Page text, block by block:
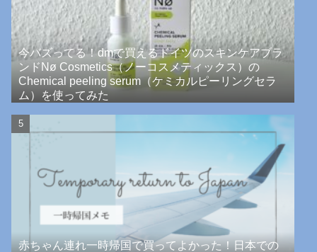
今バズってる！dmで買えるドイツのスキンケアブラ
ンドNø Cosmetics（ノーコスメティックス）の
Chemical peeling serum（ケミカルピーリングセラ
ム）を使ってみた
赤ちゃん連れ一時帰国で買ってよかった！日本での